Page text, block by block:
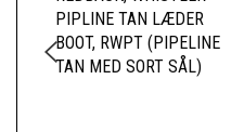
PIPLINE TAN LÆDER
BOOT, RWPT (PIPELINE
TAN MED SORT SÅL)